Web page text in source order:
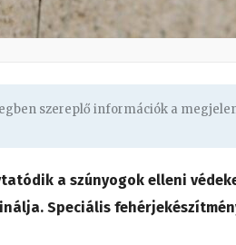
szereplő információk a
a szúnyogok elleni
Speciális